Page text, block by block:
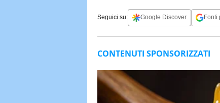
Seguici su: Google Discover Fonti